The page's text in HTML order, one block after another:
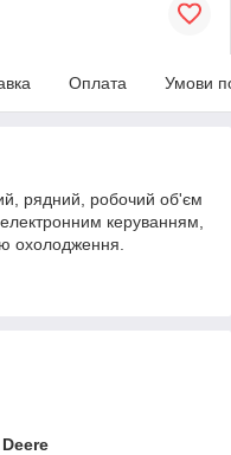
Оплата Умови
рядний, робочий об'єм
керуванням,
охолодження.